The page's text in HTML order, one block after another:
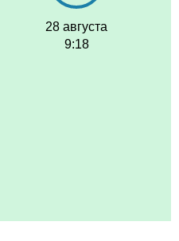
28 августа
9:18